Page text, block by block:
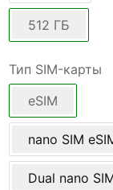
512 ГБ
Тип SIM-карты
eSIM
nano SIM
Dual nano